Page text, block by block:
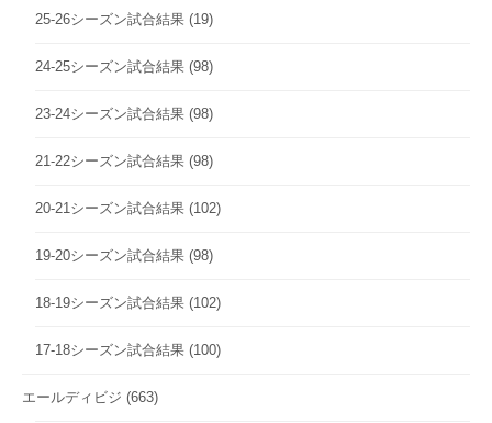
25-26シーズン試合結果 (19)
24-25シーズン試合結果 (98)
23-24シーズン試合結果 (98)
21-22シーズン試合結果 (98)
20-21シーズン試合結果 (102)
19-20シーズン試合結果 (98)
18-19シーズン試合結果 (102)
17-18シーズン試合結果 (100)
エールディビジ (663)